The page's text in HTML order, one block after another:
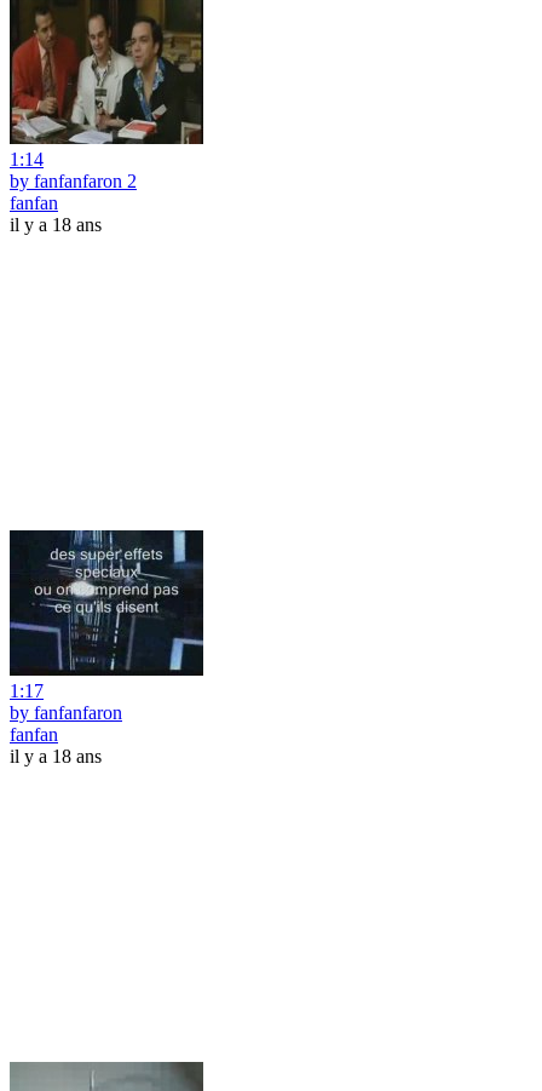
1:14
by fanfanfaron 2
fanfan
il y a 18 ans
1:17
by fanfanfaron
fanfan
il y a 18 ans